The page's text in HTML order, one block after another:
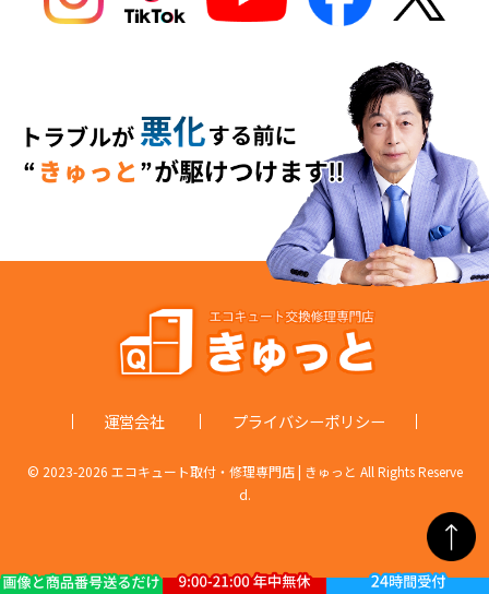
運営会社 プライバシーポリシー
© 2023-2026 エコキュート取付・修理専門店 | きゅっと All Rights Reserve
d.